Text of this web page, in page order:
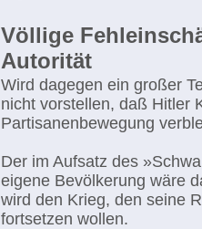
Völlige
Autorität
Wird dagegen ein großer
nicht vorstellen, daß Hitler
Partisanenbewegung
Der im Aufsatz des
eigene Bevölkerung wäre
wird den Krieg, den seine
fortsetzen wollen.